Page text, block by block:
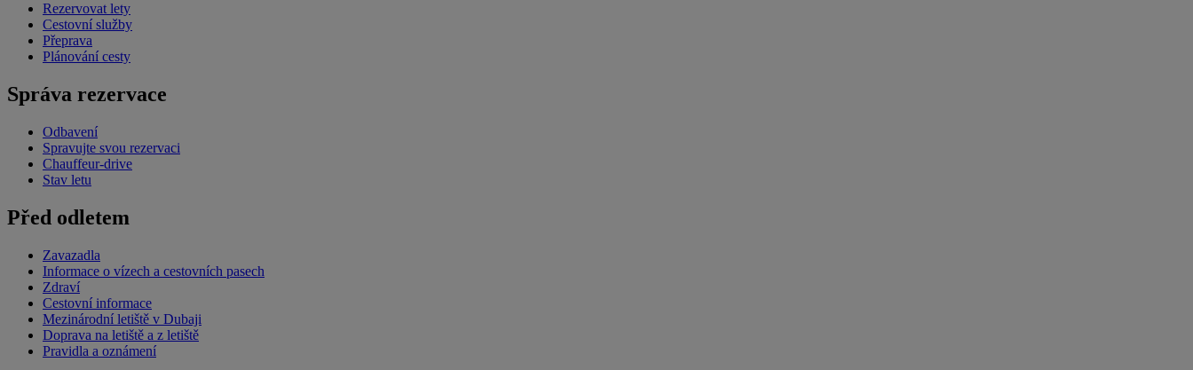
Rezervovat lety
Cestovní služby
Přeprava
Plánování cesty
Správa rezervace
Odbavení
Spravujte svou rezervaci
Chauffeur-drive
Stav letu
Před odletem
Zavazadla
Informace o vízech a cestovních pasech
Zdraví
Cestovní informace
Mezinárodní letiště v Dubaji
Doprava na letiště a z letiště
Pravidla a oznámení